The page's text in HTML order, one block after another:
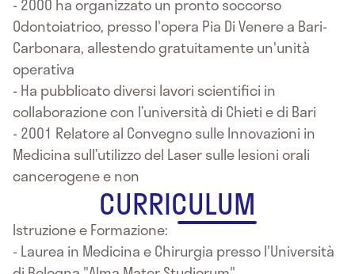
Odontoiatrico, presso l'opera Pia Di Venere a Bari-
Carbonara, allestendo gratuitamente un'unità
operativa
- Ha pubblicato diversi lavori scientifici in
collaborazione con l’università di Chieti e di Bari
- 2001 Relatore al Convegno sulle Innovazioni in
Medicina sull’utilizzo del Laser sulle lesioni orali
cancerogene e non
CURRICULUM
Istruzione e Formazione:
- Laurea in Medicina e Chirurgia presso l'Università